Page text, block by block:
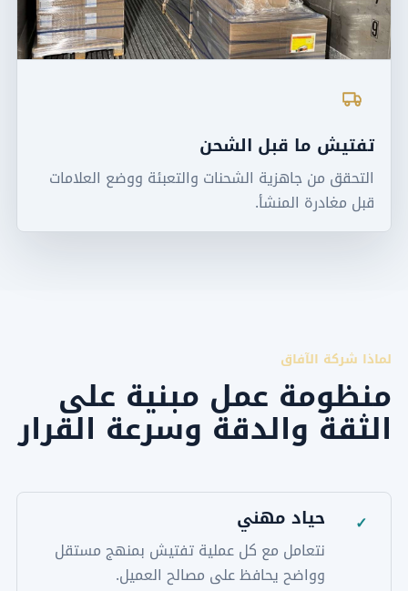
تفتيش ما قبل الشحن
التحقق من جاهزية الشحنات والتعبئة ووضع العلامات
قبل مغادرة المنشأ.
لماذا شركة الآفاق
منظومة عمل مبنية على
الثقة والدقة وسرعة القرار
✓ حياد مهني
نتعامل مع كل عملية تفتيش بمنهج مستقل
وواضح يحافظ على مصالح العميل.